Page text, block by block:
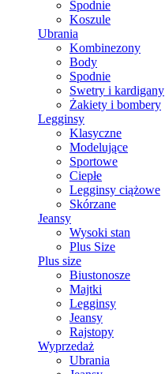
Spodnie
Koszule
Ubrania
Kombinezony
Body
Spodnie
Swetry i kardigany
Żakiety i bombery
Legginsy
Klasyczne
Modelujące
Sportowe
Ciepłe
Legginsy ciążowe
Skórzane
Jeansy
Wysoki stan
Plus Size
Plus size
Biustonosze
Majtki
Legginsy
Jeansy
Rajstopy
Wyprzedaż
Ubrania